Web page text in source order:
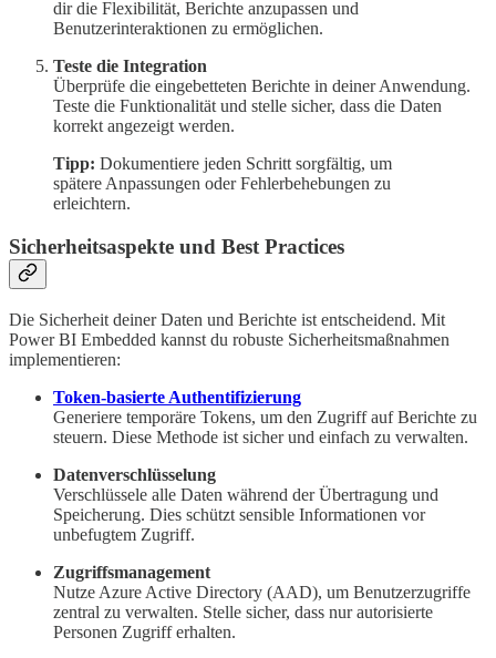
dir die Flexibilität, Berichte anzupassen und
Benutzerinteraktionen zu ermöglichen.
Teste die Integration
Überprüfe die eingebetteten Berichte in deiner Anwendung.
Teste die Funktionalität und stelle sicher, dass die Daten
korrekt angezeigt werden.
Tipp: Dokumentiere jeden Schritt sorgfältig, um
spätere Anpassungen oder Fehlerbehebungen zu
erleichtern.
Sicherheitsaspekte und Best Practices
Die Sicherheit deiner Daten und Berichte ist entscheidend. Mit
Power BI Embedded kannst du robuste Sicherheitsmaßnahmen
implementieren:
Token-basierte Authentifizierung
Generiere temporäre Tokens, um den Zugriff auf Berichte zu
steuern. Diese Methode ist sicher und einfach zu verwalten.
Datenverschlüsselung
Verschlüssele alle Daten während der Übertragung und
Speicherung. Dies schützt sensible Informationen vor
unbefugtem Zugriff.
Zugriffsmanagement
Nutze Azure Active Directory (AAD), um Benutzerzugriffe
zentral zu verwalten. Stelle sicher, dass nur autorisierte
Personen Zugriff erhalten.